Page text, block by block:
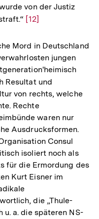
von der Justiz
Zur
der
Fußnote
[12]
Mord in Deutschland
jungen
Resultat und
von rechts, welche
Rechte
waren nur
Ausdrucksformen.
Consul
isoliert noch als
für die Ermordung des
Kurt Eisner im
die „Thule-
u. a. die späteren NS-